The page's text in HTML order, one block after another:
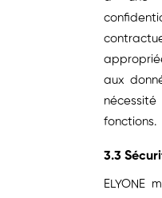
aux
fonctions.
3.3
ELYONE